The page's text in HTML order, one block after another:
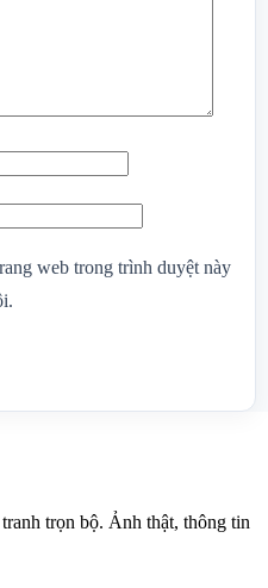
web trong trình duyệt này
trọn bộ. Ảnh thật, thông tin